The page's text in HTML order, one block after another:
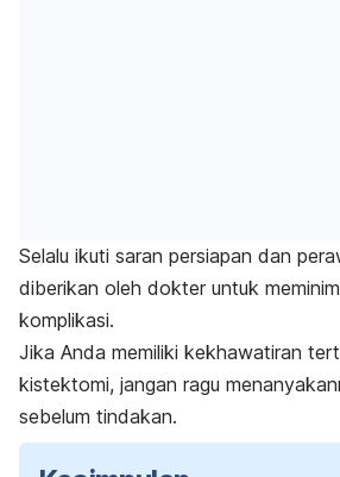
Selalu ikuti saran persiapan dan
diberikan oleh dokter untuk
komplikasi.
Jika Anda memiliki kekhawatiran
kistektomi, jangan ragu
sebelum tindakan.